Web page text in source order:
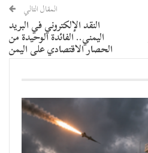
المقال التالي
النقد الإلكتروني في البريد
اليمني.. الفائدة الوحيدة من
الحصار الاقتصادي على اليمن